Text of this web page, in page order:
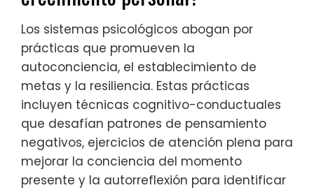
Los sistemas psicológicos abogan por
prácticas que promueven la
autoconciencia, el establecimiento de
metas y la resiliencia. Estas prácticas
incluyen técnicas cognitivo-conductuales
que desafían patrones de pensamiento
negativos, ejercicios de atención plena para
mejorar la conciencia del momento
presente y la autorreflexión para identificar